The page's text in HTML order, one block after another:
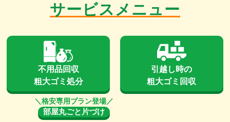
サービスメニュー
不用品回収
粗大ゴミ処分
引越し時の
粗大ゴミ回収
部屋丸ごと片づけ